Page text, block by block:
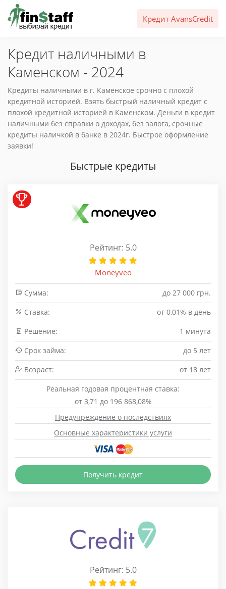
Кредит AvansCredit
Кредит наличными в
Каменском - 2024
Кредиты наличными в г. Каменское срочно с плохой
кредитной историей. Взять быстрый наличный кредит с
плохой кредитной историей в Каменском. Деньги в кредит
наличными без справки о доходах, без залога, срочные
кредиты наличкой в банке в 2024г. Быстрое оформление
заявки!
Быстрые кредиты
Рейтинг: 5.0
Moneyveo
Сумма:
до 27 000 грн.
Cтавка:
от 0,01% в день
Решение:
1 минута
Срок займа:
до 5 лет
Возраст:
от 18 лет
Реальная годовая процентная ставка:
от 3,71 до 196 868,08%
Предупреждение о последствиях
Основные характеристики услуги
Получить кредит
Рейтинг: 5.0